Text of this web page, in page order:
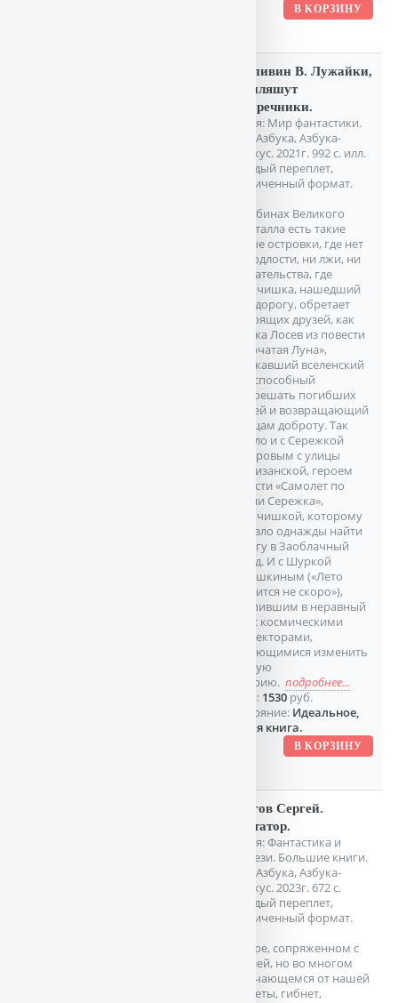
Крапивин В. Лужайки,
где пляшут
скворечники.
Серия: Мир фантастики.
СПБ. Азбука, Азбука-
Аттикус. 2021г. 992 с. илл.
Твердый переплет,
Увеличенный формат.
В глубинах Великого
Кристалла есть такие
малые островки, где нет
ни подлости, ни лжи, ни
предательства, где
мальчишка, нашедший
туда дорогу, обретает
настоящих друзей, как
Леська Лосев из повести
«Дырчатая Луна»,
отыскавший вселенский
луч, способный
воскрешать погибших
друзей и возвращающий
сердцам доброту. Так
вышло и с Сережкой
Сидоровым с улицы
Партизанской, героем
повести «Самолет по
имени Сережка»,
мальчишкой, которому
повезло однажды найти
дорогу в Заоблачный
город. И с Шуркой
Полушкиным («Лето
кончится не скоро»),
вступившим в неравный
бой с космическими
корректорами,
пытающимися изменить
земную
историю. подробнее...
Цена: 1530руб.
Состояние: Идеальное,
новая книга.
Снегов Сергей.
Диктатор.
Серия: Фантастика и
фэнтези. Большие книги.
СПб. Азбука, Азбука-
Аттикус. 2023г. 672 с.
Твердый переплет,
Увеличенный формат.
В мире, сопряженном с
Землей, но во многом
отличающемся от нашей
планеты, гибнет,